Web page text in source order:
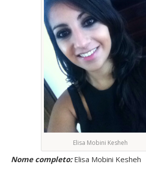
Elisa Mobini Kesheh
Nome completo:Elisa Mobini Kesheh